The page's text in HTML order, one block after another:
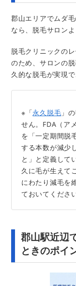
郡山エリアでムダ
なら、脱毛サロン
脱毛クリニックの
のため、サロンの
久的な脱毛が実現で
※「永久脱毛 」
せん。FDA（ア
を「一定期間脱
する本数が減少
と」と定義して
久に毛が生えて
にわたり減毛を
ておいてください
郡山駅近辺
ときのポイ